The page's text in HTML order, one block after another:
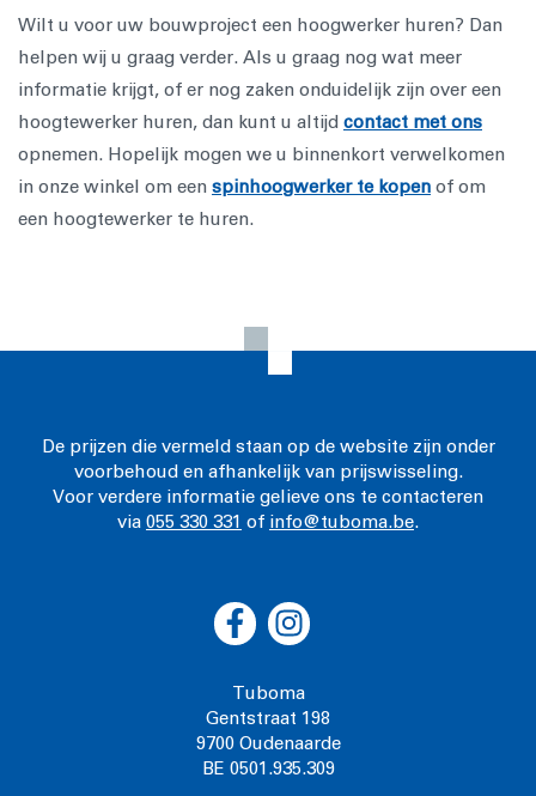
Wilt u voor uw bouwproject een hoogwerker huren? Dan
helpen wij u graag verder. Als u graag nog wat meer
informatie krijgt, of er nog zaken onduidelijk zijn over een
hoogtewerker huren, dan kunt u altijd contact met ons
opnemen. Hopelijk mogen we u binnenkort verwelkomen
in onze winkel om een spinhoogwerker te kopen of om
een hoogtewerker te huren.
De prijzen die vermeld staan op de website zijn onder
voorbehoud en afhankelijk van prijswisseling.
Voor verdere informatie gelieve ons te contacteren
via 055 330 331 of info@tuboma.be.
Tuboma
Gentstraat 198
9700 Oudenaarde
BE 0501.935.309